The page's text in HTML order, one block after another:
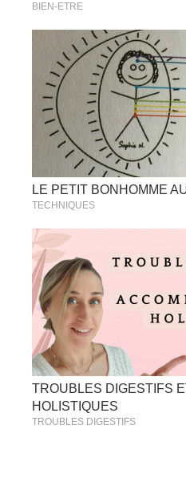
BIEN-ETRE
LE PETIT BONHOMME
TECHNIQUES
TROUBLES DIGESTIFS
HOLISTIQUES
TROUBLES DIGESTIFS